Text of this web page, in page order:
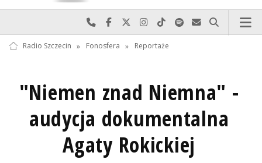
Najlepiej po prostu do nas zadzwoń
Odwiedź nas na Facebook-u
Odwiedź nas na X
Odwiedź nas na Instagram-ie
Odwiedź nas na TikTok-u
Szukaj nas na Spotify
Wyślij do nas
Szukaj
Radio Szczecin » Fonosfera » Reportaże
"Niemen znad Niemna" -
audycja dokumentalna
Agaty Rokickiej